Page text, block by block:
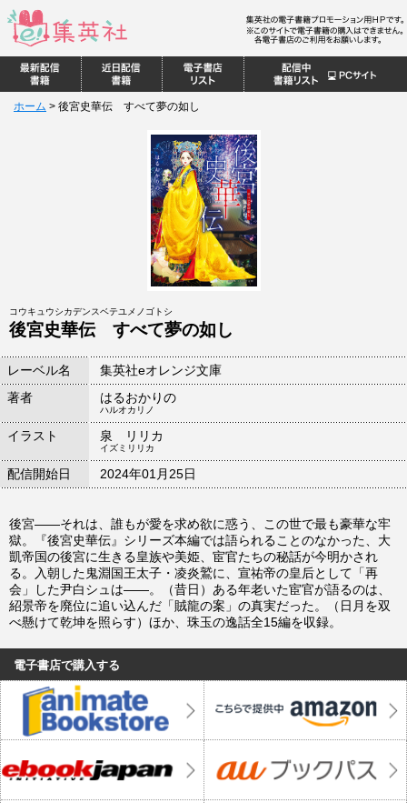
ホーム > 後宮史華伝 すべて夢の如し
コウキュウシカデンスベテユメノゴトシ
後宮史華伝 すべて夢の如し
レーベル名
集英社eオレンジ文庫
著者
はるおかりの
ハルオカリノ
イラスト 泉 リリカ
イズミリリカ
配信開始日 2024年01月25日
後宮――それは、誰もが愛を求め欲に惑う、この世で最も豪華な牢
獄。『後宮史華伝』シリーズ本編では語られることのなかった、大
凱帝国の後宮に生きる皇族や美姫、宦官たちの秘話が今明かされ
る。入朝した鬼淵国王太子・凌炎鷲に、宣祐帝の皇后として「再
会」した尹白シュは――。（昔日）ある年老いた宦官が語るのは、
紹景帝を廃位に追い込んだ「賊龍の案」の真実だった。（日月を双
べ懸けて乾坤を照らす）ほか、珠玉の逸話全15編を収録。
電子書店で購入する